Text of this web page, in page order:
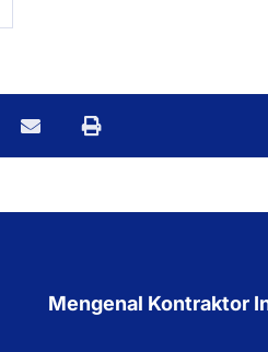
Mengenal Kontraktor